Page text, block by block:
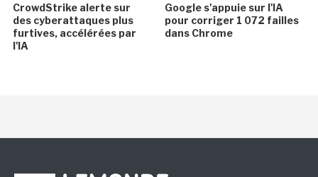
CrowdStrike alerte sur
des cyberattaques plus
furtives, accélérées par
l'IA
Google s'appuie sur l'IA
pour corriger 1 072 failles
dans Chrome